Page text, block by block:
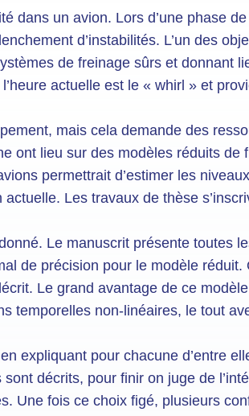
dans un avion. Lors d’une phase
d’instabilités. L’un des
de freinage sûrs et donnant
actuelle est le « whirl » et
mais cela demande des
ont lieu sur des modèles réduits de
permettrait d’estimer les niveaux
Les travaux de thèse
Le manuscrit présente toutes
de précision pour le modèle réduit.
Le grand avantage de ce
temporelles non-linéaires, le tout
expliquant pour chacune d’entre
décrits, pour finir on juge de
Une fois ce choix figé, plusieurs